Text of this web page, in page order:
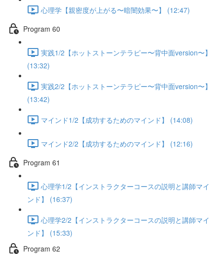
心理学【親密度が上がる〜暗闇効果〜】 (12:47)
Program 60
実践1/2【ホットストーンテラピー〜背中面version〜】
(13:32)
実践2/2【ホットストーンテラピー〜背中面version〜】
(13:42)
マインド1/2【成功するためのマインド】 (14:08)
マインド2/2【成功するためのマインド】 (12:16)
Program 61
心理学1/2【インストラクターコースの説明と講師マイ
ンド】 (16:37)
心理学2/2【インストラクターコースの説明と講師マイ
ンド】 (15:33)
Program 62